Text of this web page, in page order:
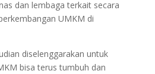
dan lembaga terkait secara
UMKM di
diselenggarakan untuk
bisa terus tumbuh dan